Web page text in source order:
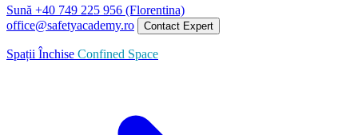
Sună +40 749 225 956 (Florentina)
office@safetyacademy.ro
Contact Expert
Spații Închise Confined Space